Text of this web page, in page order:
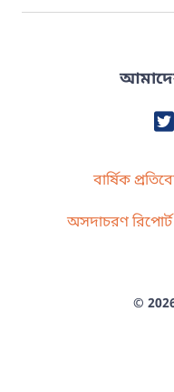
বার্ষিক
অসদাচরণ
© 2026